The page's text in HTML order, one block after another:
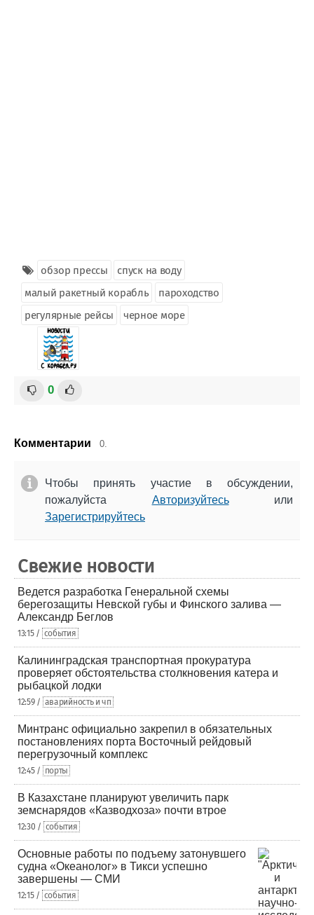
обзор прессы
спуск на воду
малый ракетный корабль
пароходство
регулярные рейсы
черное море
0
Комментарии 0.
Чтобы принять участие в обсуждении,
пожалуйста Авторизуйтесьили
Зарегистрируйтесь
Свежие новости
Ведется разработка Генеральной схемы
берегозащиты Невской губы и Финского залива —
Александр Беглов
13:15 / события
Калининградская транспортная прокуратура
проверяет обстоятельства столкновения катера и
рыбацкой лодки
12:59 / аварийность и чп
Минтранс официально закрепил в обязательных
постановлениях порта Восточный рейдовый
перегрузочный комплекс
12:45 / порты
В Казахстане планируют увеличить парк
земснарядов «Казводхоза» почти втрое
12:30 / события
Основные работы по подъему затонувшего
судна «Океанолог» в Тикси успешно
завершены — СМИ
12:15 / события